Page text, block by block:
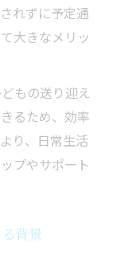
れずに予定通
大きなメリッ
もの送り迎え
るため、効率
り、日常生活
プやサポート
背景